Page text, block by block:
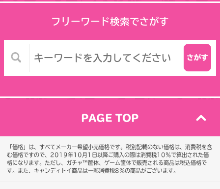
フリーワード検索でさがす
PAGE TOP
「価格」は、すべてメーカー希望小売価格です。税別記載のない価格は、消費税を含
む価格ですので、2019年10月1日以降ご購入の際は消費税10％で算出された価
格になります。 ただし、ガチャ™筐体、ゲーム筐体で販売される商品は税込価格で
す。また、キャンディトイ商品は一部消費税8％の商品がございます。